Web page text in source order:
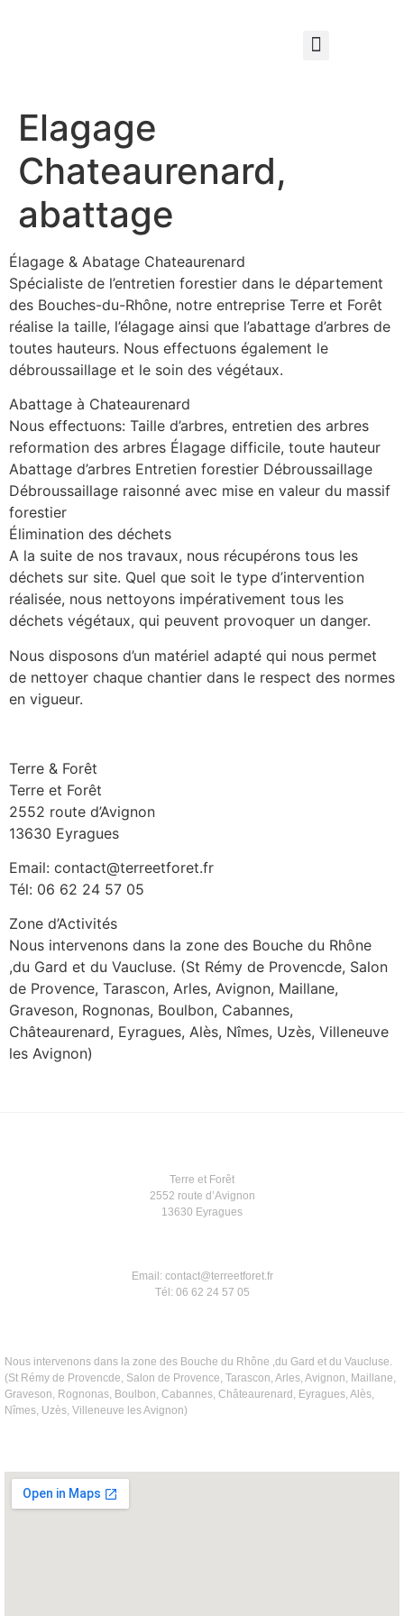
Elagage
Chateaurenard,
abattage
Élagage & Abatage Chateaurenard
Spécialiste de l’entretien forestier dans le département
des Bouches-du-Rhône, notre entreprise Terre et Forêt
réalise la taille, l’élagage ainsi que l’abattage d’arbres de
toutes hauteurs. Nous effectuons également le
débroussaillage et le soin des végétaux.
Abattage à Chateaurenard
Nous effectuons: Taille d’arbres, entretien des arbres
reformation des arbres Élagage difficile, toute hauteur
Abattage d’arbres Entretien forestier Débroussaillage
Débroussaillage raisonné avec mise en valeur du massif
forestier
Élimination des déchets
A la suite de nos travaux, nous récupérons tous les
déchets sur site. Quel que soit le type d’intervention
réalisée, nous nettoyons impérativement tous les
déchets végétaux, qui peuvent provoquer un danger.
Nous disposons d’un matériel adapté qui nous permet
de nettoyer chaque chantier dans le respect des normes
en vigueur.
Terre & Forêt
Terre et Forêt
2552 route d’Avignon
13630 Eyragues
Email: contact@terreetforet.fr
Tél: 06 62 24 57 05
Zone d’Activités
Nous intervenons dans la zone des Bouche du Rhône
,du Gard et du Vaucluse. (St Rémy de Provencde, Salon
de Provence, Tarascon, Arles, Avignon, Maillane,
Graveson, Rognonas, Boulbon, Cabannes,
Châteaurenard, Eyragues, Alès, Nîmes, Uzès, Villeneuve
les Avignon)
Terre et Forêt
2552 route d’Avignon
13630 Eyragues
Email: contact@terreetforet.fr
Tél: 06 62 24 57 05
Nous intervenons dans la zone des Bouche du Rhône ,du Gard et du Vaucluse.
(St Rémy de Provencde, Salon de Provence, Tarascon, Arles, Avignon, Maillane,
Graveson, Rognonas, Boulbon, Cabannes, Châteaurenard, Eyragues, Alès,
Nîmes, Uzès, Villeneuve les Avignon)